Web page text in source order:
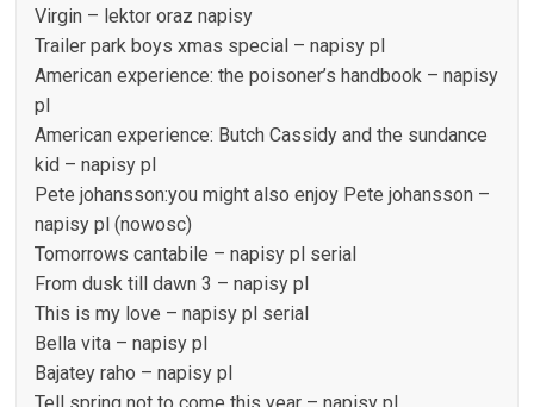
Virgin – lektor oraz napisy
Trailer park boys xmas special – napisy pl
American experience: the poisoner’s handbook – napisy
pl
American experience: Butch Cassidy and the sundance
kid – napisy pl
Pete johansson:you might also enjoy Pete johansson –
napisy pl (nowosc)
Tomorrows cantabile – napisy pl serial
From dusk till dawn 3 – napisy pl
This is my love – napisy pl serial
Bella vita – napisy pl
Bajatey raho – napisy pl